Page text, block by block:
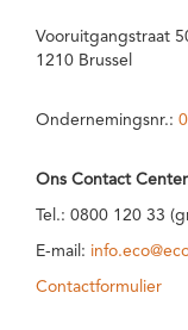
Vooruitgangstraat
1210 Brussel
Ondernemingsnr.:
Ons Contact
Tel.: 0800 120 33
E-mail:
Contactformulier